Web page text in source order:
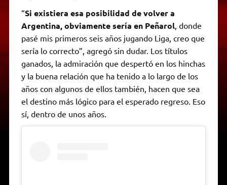
“Si existiera esa posibilidad de volver a
Argentina, obviamente sería en Peñarol, donde
pasé mis primeros seis años jugando Liga, creo que
sería lo correcto”, agregó sin dudar. Los títulos
ganados, la admiración que despertó en los hinchas
y la buena relación que ha tenido a lo largo de los
años con algunos de ellos también, hacen que sea
el destino más lógico para el esperado regreso. Eso
sí, dentro de unos años.